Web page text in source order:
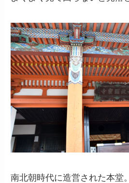
南北朝時代に造営された本堂